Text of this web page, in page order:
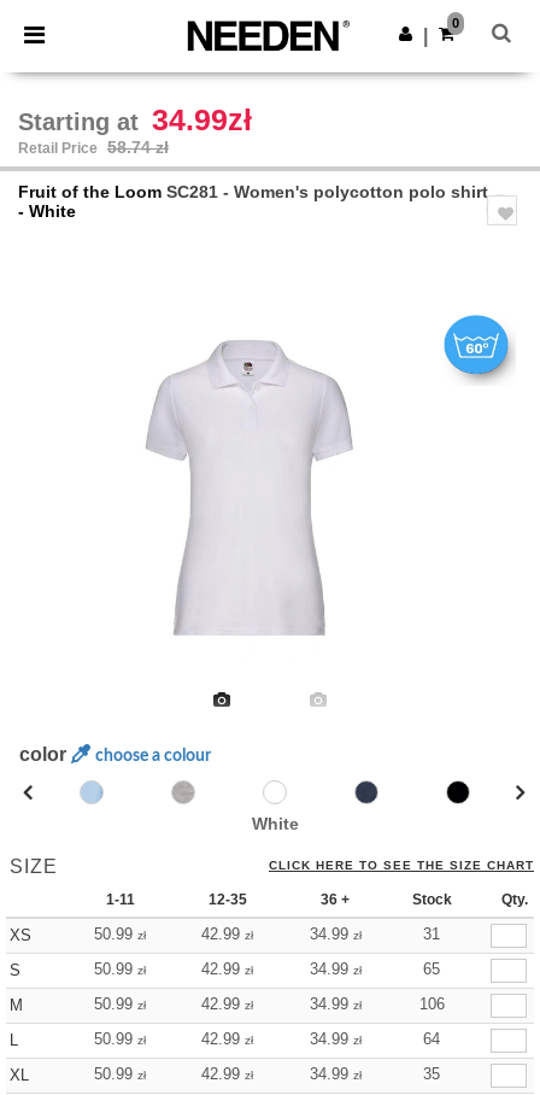
× Needen App
Better prices on app!
Get the app
0
Starting at 34.99zł
Retail Price 58.74 zł
Fruit of the Loom SC281 - Women's polycotton polo shirt
- White
color choose a colour
White
SIZE CLICK HERE TO SEE THE SIZE CHART
1-11 12-35 36 + Stock Qty.
XS 50.99 zł 42.99 zł 34.99 zł
31
S
50.99 zł 42.99 zł 34.99 zł
65
M
50.99 zł 42.99 zł 34.99 zł
106
L
50.99 zł 42.99 zł 34.99 zł
64
XL
50.99 zł 42.99 zł 34.99 zł
35